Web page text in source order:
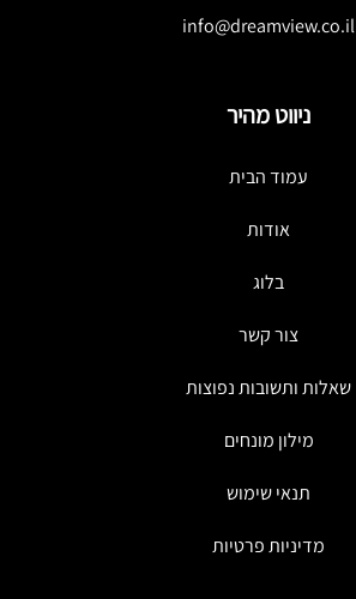
info@dreamview.co.il
ניווט מהיר
עמוד הבית
אודות
בלוג
צור קשר
שאלות ותשובות נפוצות
מילון מונחים
תנאי שימוש
מדיניות פרטיות